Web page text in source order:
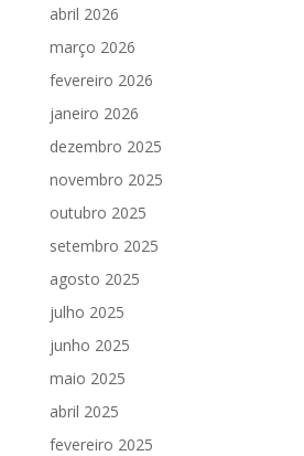
abril 2026
março 2026
fevereiro 2026
janeiro 2026
dezembro 2025
novembro 2025
outubro 2025
setembro 2025
agosto 2025
julho 2025
junho 2025
maio 2025
abril 2025
fevereiro 2025